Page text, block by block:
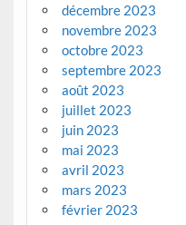
décembre 2023
novembre 2023
octobre 2023
septembre 2023
août 2023
juillet 2023
juin 2023
mai 2023
avril 2023
mars 2023
février 2023